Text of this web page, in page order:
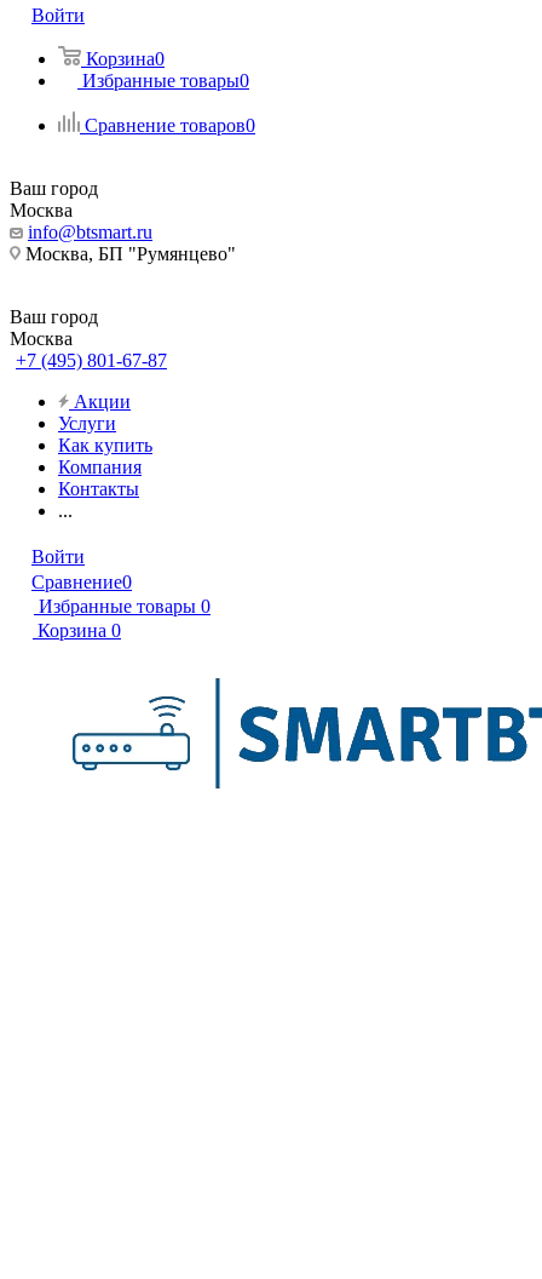
Войти
Корзина0
Избранные товары0
Сравнение товаров0
Ваш город
Москва
info@btsmart.ru
Москва, БП "Румянцево"
Ваш город
Москва
+7 (495) 801-67-87
Акции
Услуги
Как купить
Компания
Контакты
...
Войти
Сравнение0
Избранные товары 0
Корзина 0